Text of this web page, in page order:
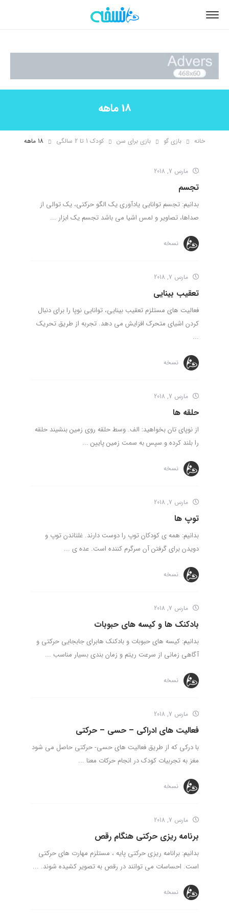
18 ماهه
خانه بازی گو بازی برای سن کودک 1 تا 2 سالگی 18 ماهه
مارس 7, 2018
تجسم
بدانیم: تجسم توانایی یادآوری یک الگو حرکتی، یک توالی از
صداها، تصاویر و لمس اشیا می باشد تجسم یک ابزار ...
نسخه
مارس 7, 2018
تعقیب بینایی
فعالیت های مستلزم تعقیب بینایی، توانایی نوپا را برای دنبال
کردن اشیای متحرک افزایش می دهد. تجربه از طریق تحریک
...
نسخه
مارس 7, 2018
حلقه ها
از نوپای تان بخواهید: الف. وسط حلقه روی زمین بنشیند حلقه
را بلند کرده و سپس به سمت زمین پایین ...
نسخه
مارس 7, 2018
توپ ها
بدانیم: همه ی کودکان توپ را دوست دارند. غلتاندن توپ و
دویدن برای گرفتن آن سرگرم کننده است. عده ی ...
نسخه
مارس 7, 2018
بادکنک ها و کیسه های حبوبات
بدانیم: کیسه های حبوبات و بادکنک هابرای جابجایی حرکتی و
آگاهی زمانی از سرعت ریتم و زمان بندی بسیار مناسب ...
نسخه
مارس 7, 2018
فعالیت های ادراکی – حسی – حرکتی
با درکی که از طریق فعالیت های حسی- حرکتی حاصل می شود
مغز به تجربیات کودک در انجام حرکات معنا ...
نسخه
مارس 7, 2018
برنامه ریزی حرکتی هنگام رقص
بدانیم: برانامه ریزی حرکتی پایه ، مستلزم مهارت های حرکتی
است. احساسات می توانند در رقص به تصویر کشیده شوند. ...
نسخه